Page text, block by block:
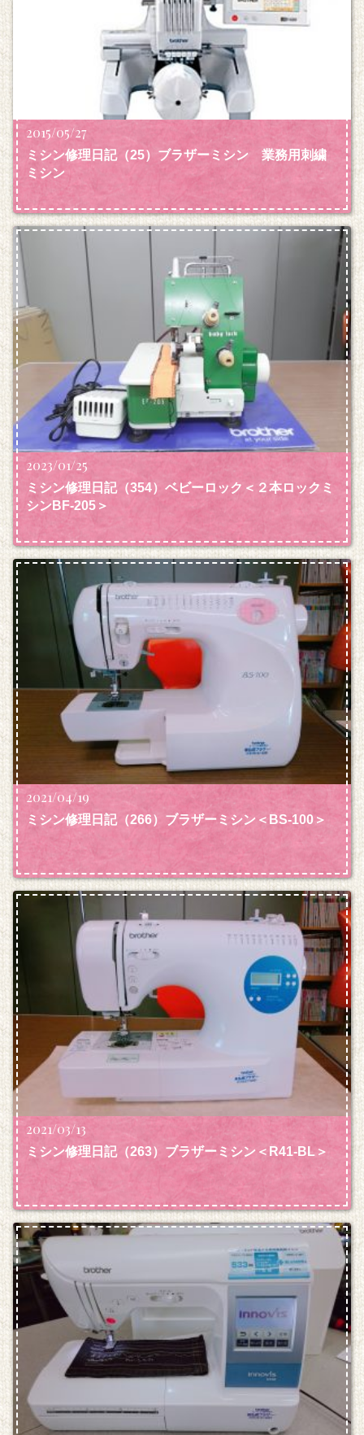
2015/05/27
ミシン修理日記（25）ブラザーミシン 業務用刺繍
ミシン
2023/01/25
ミシン修理日記（354）ベビーロック＜２本ロックミ
シンBF-205＞
2021/04/19
ミシン修理日記（266）ブラザーミシン＜BS-100＞
2021/03/13
ミシン修理日記（263）ブラザーミシン＜R41-BL＞